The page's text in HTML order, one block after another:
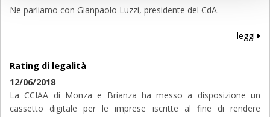
Ne parliamo con Gianpaolo Luzzi, presidente del CdA.
leggi
Rating di legalità
12/06/2018
La CCIAA di Monza e Brianza ha messo a disposizione un
cassetto digitale per le imprese iscritte al fine di rendere